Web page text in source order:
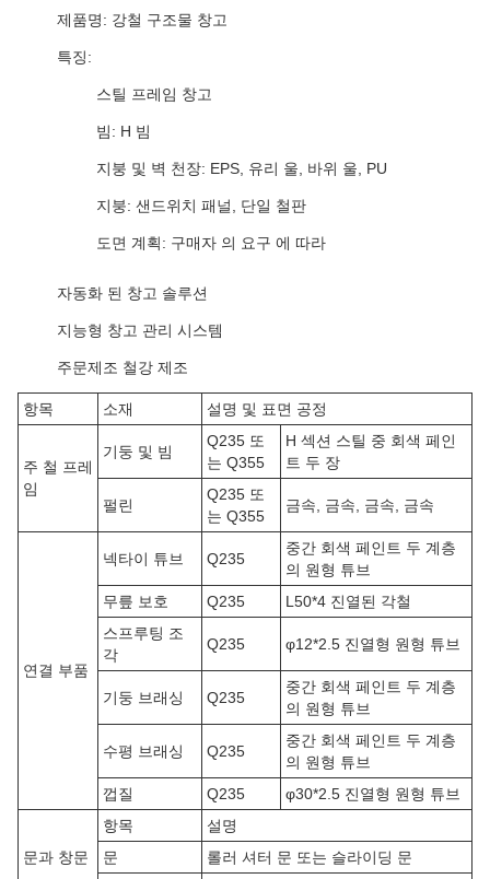
제품명: 강철 구조물 창고
특징:
스틸 프레임 창고
빔: H 빔
지붕 및 벽 천장: EPS, 유리 울, 바위 울, PU
지붕: 샌드위치 패널, 단일 철판
도면 계획: 구매자 의 요구 에 따라
자동화 된 창고 솔루션
지능형 창고 관리 시스템
주문제조 철강 제조
항목 소재 설명 및 표면 공정
주 철 프레
임
기둥 및 빔
Q235 또
는 Q355
H 섹션 스틸 중 회색 페인
트 두 장
펄린
Q235 또
는 Q355
금속, 금속, 금속, 금속
연결 부품
넥타이 튜브 Q235
중간 회색 페인트 두 계층
의 원형 튜브
무릎 보호
Q235
L50*4 진열된 각철
스프루팅 조
각
Q235 φ12*2.5 진열형 원형 튜브
기둥 브래싱 Q235
중간 회색 페인트 두 계층
의 원형 튜브
수평 브래싱 Q235
중간 회색 페인트 두 계층
의 원형 튜브
껍질
Q235 φ30*2.5 진열형 원형 튜브
문과 창문
항목
설명
문
롤러 셔터 문 또는 슬라이딩 문